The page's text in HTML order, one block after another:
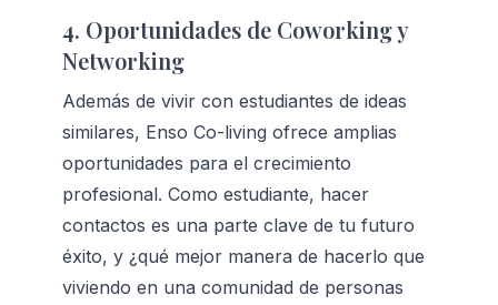
4. Oportunidades de Coworking y
Networking
Además de vivir con estudiantes de ideas
similares, Enso Co-living ofrece amplias
oportunidades para el crecimiento
profesional. Como estudiante, hacer
contactos es una parte clave de tu futuro
éxito, y ¿qué mejor manera de hacerlo que
viviendo en una comunidad de personas